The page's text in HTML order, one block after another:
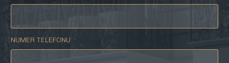
NUMER TELEFONU